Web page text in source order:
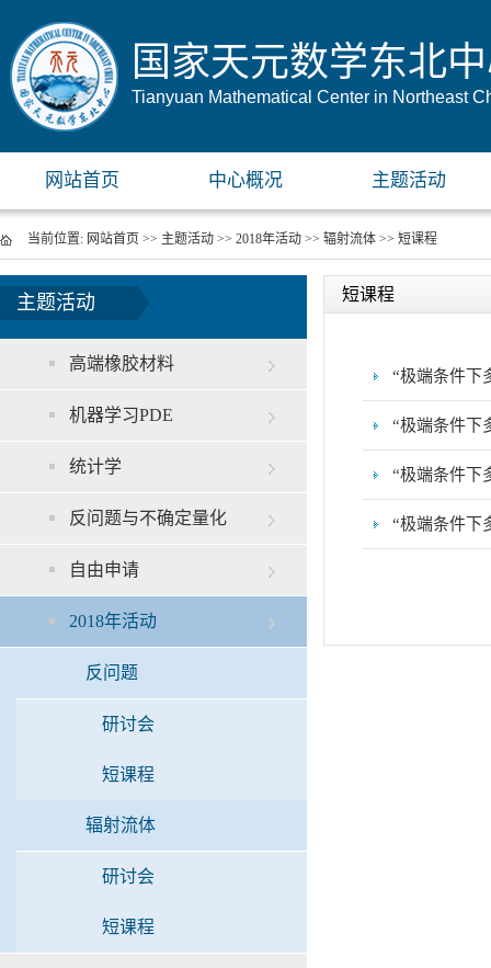
国家天元数学东北
Tianyuan Mathematical Center in Northeast
网站首页 中心概况 主题活动
当前位置: 网站首页 >> 主题活动 >> 2018年活动 >> 辐射流体 >> 短课程
主题活动
高端橡胶材料
机器学习PDE
统计学
反问题与不确定量化
自由申请
2018年活动
反问题
研讨会
短课程
辐射流体
研讨会
短课程
短课程
“极端条件下
“极端条件下
“极端条件下
“极端条件下